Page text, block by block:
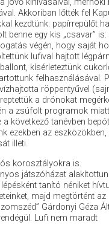
Akkoriban lőtték fel
kezdtünk: papírrepülőt
benne egy kis „csavar”
végén, hogy saját
lufival hajtott
kísérleteztünk
felhasználásával.
röppentyűvel
a drónokat
a zsúfolt programok
a következő tanévben
ezekben az
illeti.
korosztályokra is.
játszóházat
tanító néniket
majd megtörtént az
Gárdonyi Géza
Lufi nem maradt